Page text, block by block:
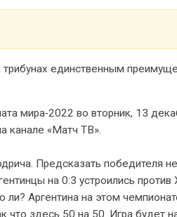
единственным
мира‑2022 во вторник, 13
канале «Матч ТВ».
Предсказать победителя
на 0:3 устроились против
Аргентина на этом
здесь 50 на 50. Игра будет